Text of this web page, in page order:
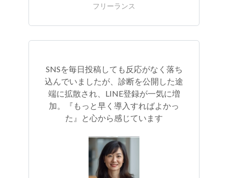
フリーランス
SNSを毎日投稿しても反応がなく落ち
込んでいましたが、診断を公開した途
端に拡散され、LINE登録が一気に増
加。『もっと早く導入すればよかっ
た』と心から感じています